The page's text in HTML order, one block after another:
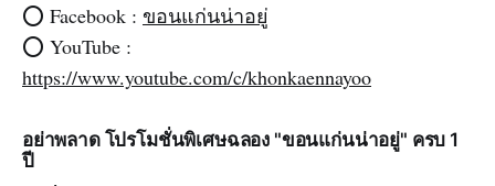
⭕️ Facebook : ขอนแก่นน่าอยู่
⭕️ YouTube :
https://www.youtube.com/c/khonkaennayoo
อย่าพลาด โปรโมชั่นพิเศษฉลอง "ขอนแก่นน่าอยู่" ครบ 1
ปี